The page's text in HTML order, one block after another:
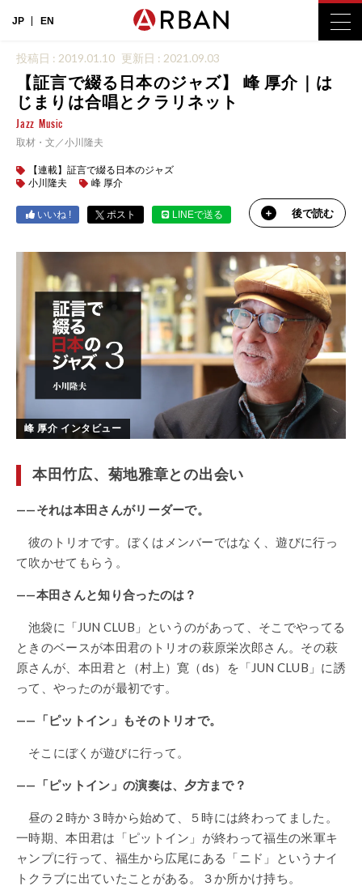
JP EN
投稿日 : 2019.01.10 更新日 : 2021.09.03
【証言で綴る日本のジャズ】 峰 厚介｜は
じまりは合唱とクラリネット
Jazz Music
取材・文／小川隆夫
【連載】証言で綴る日本のジャズ
小川隆夫
峰 厚介
いいね ! ポスト LINEで送る 後で読む
峰 厚介 インタビュー
本田竹広、菊地雅章との出会い
——それは本田さんがリーダーで。
彼のトリオです。ぼくはメンバーではなく、遊びに行っ
て吹かせてもらう。
——本田さんと知り合ったのは？
池袋に「JUN CLUB」というのがあって、そこでやってる
ときのベースが本田君のトリオの萩原栄次郎さん。その萩
原さんが、本田君と（村上）寛（ds）を「JUN CLUB」に誘
って、やったのが最初です。
——「ピットイン」もそのトリオで。
そこにぼくが遊びに行って。
——「ピットイン」の演奏は、夕方まで？
昼の２時か３時から始めて、５時には終わってました。
一時期、本田君は「ピットイン」が終わって福生の米軍キ
ャンプに行って、福生から広尾にある「ニド」というナイ
トクラブに出ていたことがある。３か所かけ持ち。